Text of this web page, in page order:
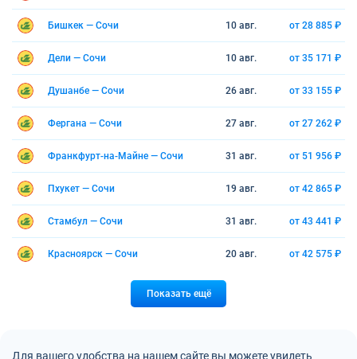
Бишкек — Сочи 10 авг. от 28 885 ₽
Дели — Сочи 10 авг. от 35 171 ₽
Душанбе — Сочи 26 авг. от 33 155 ₽
Фергана — Сочи 27 авг. от 27 262 ₽
Франкфурт-на-Майне — Сочи 31 авг. от 51 956 ₽
Пхукет — Сочи 19 авг. от 42 865 ₽
Стамбул — Сочи 31 авг. от 43 441 ₽
Красноярск — Сочи 20 авг. от 42 575 ₽
Показать ещё
Для вашего удобства на нашем сайте вы можете увидеть